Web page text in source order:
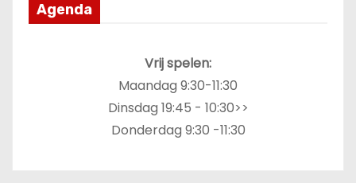
Agenda
Vrij spelen:
Maandag 9:30-11:30
Dinsdag 19:45 - 10:30>>
Donderdag 9:30 -11:30